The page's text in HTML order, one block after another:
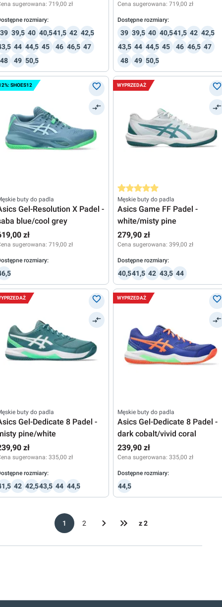
sugerowana: 719,00 zł
rozmiary:
39 39,5 40 40,541,5 42 42,5
44 44,5 45 46 46,5 47
48
49 50,5
Cena sugerowana: 719,00 zł
Dostępne rozmiary:
39 39,5 40 40,541,5 42 42,5
43,5 44 44,5 45 46 46,5 47
48
49 50,5
SHOES12
buty do padla
Gel-Resolution X Padel -
blue/cool grey
zł
sugerowana: 719,00 zł
rozmiary:
WYPRZEDAŻ
Średnia ocena 5 z 5 gwiazdek
Męskie buty do padla
Asics Game FF Padel -
white/misty pine
279,90 zł
Cena sugerowana: 399,00 zł
Dostępne rozmiary:
40,541,5 42 43,5 44
buty do padla
Gel-Dedicate 8 Padel -
pine/white
zł
sugerowana: 335,00 zł
rozmiary:
42 42,543,5 44 44,5
WYPRZEDAŻ
Męskie buty do padla
Asics Gel-Dedicate 8 Padel -
dark cobalt/vivid coral
239,90 zł
Cena sugerowana: 335,00 zł
Dostępne rozmiary:
44,5
1 2 z 2